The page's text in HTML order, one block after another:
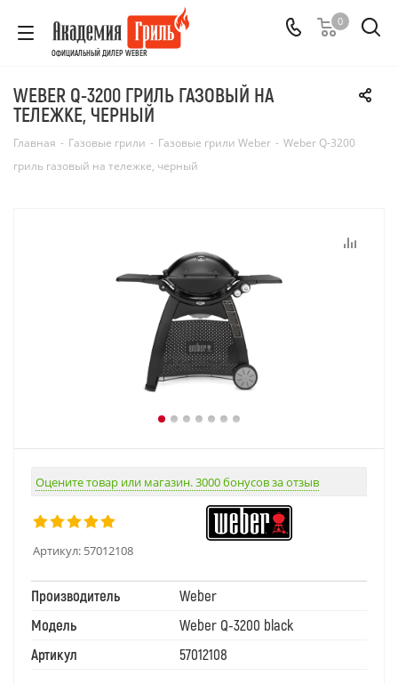
ОФИЦИАЛЬНЫЙ ДИЛЕР WEBER
0
WEBER Q-3200 ГРИЛЬ ГАЗОВЫЙ НА
ТЕЛЕЖКЕ, ЧЕРНЫЙ
Главная - Газовые грили - Газовые грили Weber - Weber Q-3200
гриль газовый на тележке, черный
Оцените товар или магазин. 3000 бонусов за отзыв
Артикул: 57012108
Производитель
Weber
Модель
Weber Q-3200 black
Артикул
57012108